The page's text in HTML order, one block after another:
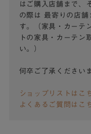
はご購入店舗まで、
の際は
最寄りの店舗
す。（家具・カーテ
トの家具・カーテン
い。）
何卒ご了承ください
ショップリストはこ
よくあるご質問はこ